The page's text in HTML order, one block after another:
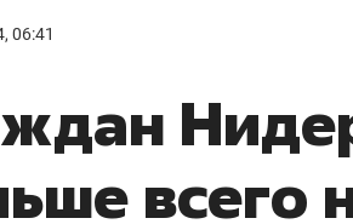
06:41
всего
правил, бизнес может
потерять минимум